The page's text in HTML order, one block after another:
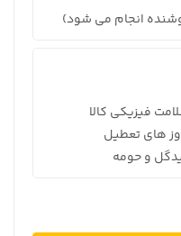
انجام می شود)
فیزیکی کالا
و حومه